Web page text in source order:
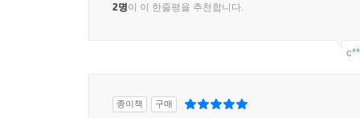
2명이 이 한줄평을 추천합니다.
종이책 구매